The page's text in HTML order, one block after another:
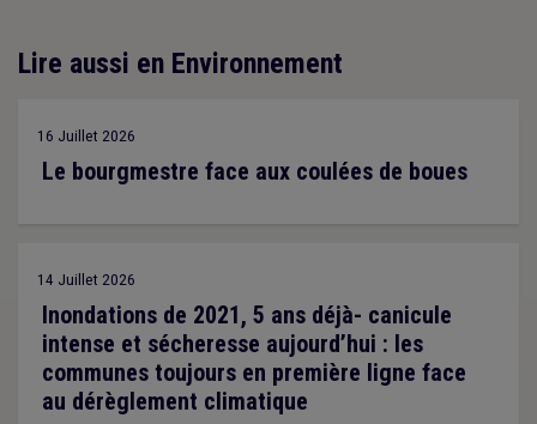
Lire aussi en Environnement
16 Juillet 2026
Le bourgmestre face aux coulées de boues
14 Juillet 2026
Inondations de 2021, 5 ans déjà- canicule
intense et sécheresse aujourd’hui : les
communes toujours en première ligne face
au dérèglement climatique